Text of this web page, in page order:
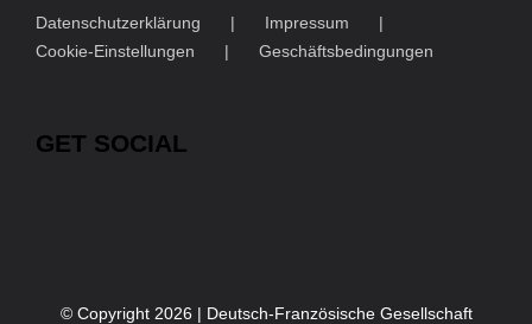
Datenschutzerklärung
Impressum
Cookie-Einstellungen
Geschäftsbedingungen
GET SOCIAL
© Copyright 2026 | Deutsch-Französische Gesellschaft